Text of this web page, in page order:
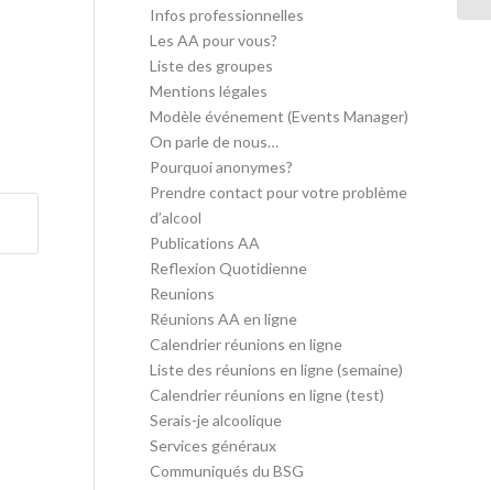
Infos professionnelles
Les AA pour vous?
Liste des groupes
Mentions légales
Modèle événement (Events Manager)
On parle de nous…
Pourquoi anonymes?
Prendre contact pour votre problème
d’alcool
Publications AA
Reflexion Quotidienne
Reunions
Réunions AA en ligne
Calendrier réunions en ligne
Liste des réunions en ligne (semaine)
Calendrier réunions en ligne (test)
Serais-je alcoolique
Services généraux
Communiqués du BSG